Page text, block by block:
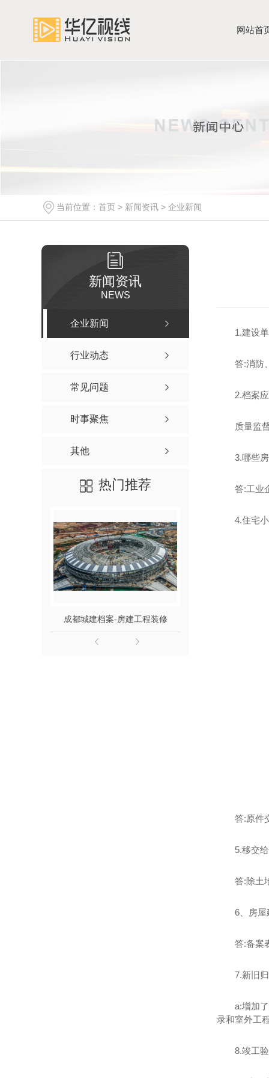
网站首
当前位置： 首页 > 新闻资讯 > 企业新闻
新闻资讯
NEWS
企业新闻
行业动态
常见问题
时事聚焦
其他
热门推荐
成都城建档案-房建工程装修
1.建设
答:消防
2.档案
质量监
3.哪些
答:工业
4.住宅
答:原件
5.移交
答:除土
6、房屋
答:备案
7.新旧
a:增加
录和室外工
8.竣工